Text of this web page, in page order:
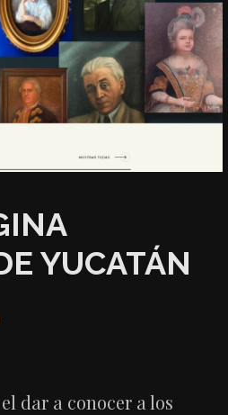
YUCATÁN
dar a conocer a los